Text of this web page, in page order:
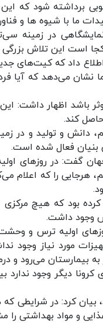
برداشته شود که
ما با شیوه ها و
در زمینه
است این تلاش
داد که کیت‌های
می‌دهد که آیا فرد
باشد اظهار داشت:
کند.
و تولید و در
بنیان فعال شده است.
جهان گفت: در روزهای
هرجایی را که اعلام
کرده بود که هیچ
وجود داشت.
اولیه ترس و
مورد نیاز وجود
بیمارستان می‌رود و
دیگر وجود ندارد
بیان کرد: در
و مواد بهداشتی